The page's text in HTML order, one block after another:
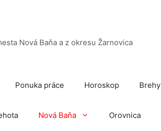
Nová Baňa a z okresu Žarnovica
Ponuka práce Horoskop Brehy
Nová Baňa Orovnica